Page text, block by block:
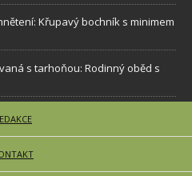
Křupavý bochník s minimem
s tarhoňou: Rodinný oběd s